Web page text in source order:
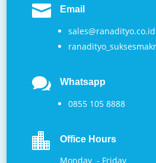
 Email
sales@ranadityo.co.id
 Whatsapp
0855 105 8888
 Office Hours
Monday - Friday